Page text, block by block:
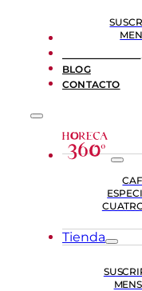
FORMACIÓN
BLOG
CONTACTO
Tienda